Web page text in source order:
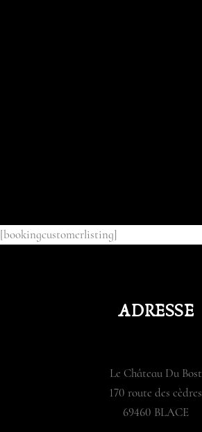
[bookingcustomerlisting]
ADRESSE
Le Château Du Bost
170 route des cèdres
69460 BLACE